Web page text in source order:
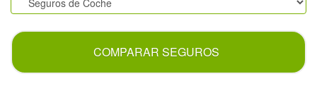
COMPARAR SEGUROS